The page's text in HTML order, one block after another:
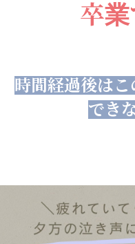
卒業
時間経過後は
でき